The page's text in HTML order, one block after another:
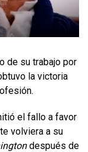
de su trabajo por
la victoria
el fallo a favor
volviera a su
después de